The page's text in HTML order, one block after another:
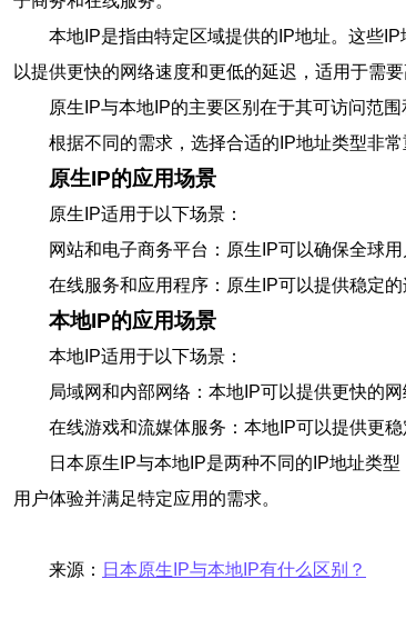
本地IP是指由特定区域提供的IP地址。这些
以提供更快的网络速度和更低的延迟，适用于需
原生IP与本地IP的主要区别在于其可访问范
根据不同的需求，选择合适的IP地址类型非常
原生IP的应用场景
原生IP适用于以下场景：
网站和电子商务平台：原生IP可以确保全球
在线服务和应用程序：原生IP可以提供稳定
本地IP的应用场景
本地IP适用于以下场景：
局域网和内部网络：本地IP可以提供更快的
在线游戏和流媒体服务：本地IP可以提供更
日本原生IP与本地IP是两种不同的IP地址类
用户体验并满足特定应用的需求。
来源： 日本原生IP与本地IP有什么区别？